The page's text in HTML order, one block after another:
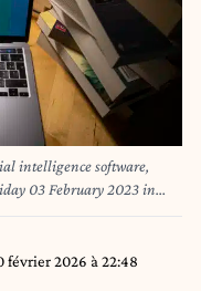
intelligence software,
03 February 2023 in
février 2026 à 22:48